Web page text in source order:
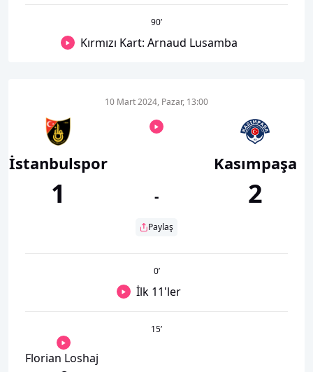
90’
Kırmızı Kart: Arnaud Lusamba
İstanbulspor
1
10 Mart 2024, Pazar, 13:00
-
Paylaş
Kasımpaşa
2
0’
İlk 11'ler
15’
Florian Loshaj